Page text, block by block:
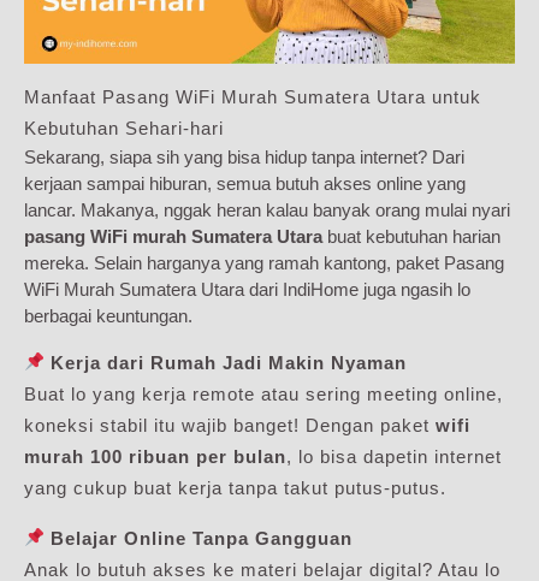
Manfaat Pasang WiFi Murah Sumatera Utara untuk
Kebutuhan Sehari-hari
Sekarang, siapa sih yang bisa hidup tanpa internet? Dari
kerjaan sampai hiburan, semua butuh akses online yang
lancar. Makanya, nggak heran kalau banyak orang mulai nyari
pasang WiFi murah Sumatera Utara buat kebutuhan harian
mereka. Selain harganya yang ramah kantong, paket Pasang
WiFi Murah Sumatera Utara dari IndiHome juga ngasih lo
berbagai keuntungan.
Kerja dari Rumah Jadi Makin Nyaman
Buat lo yang kerja remote atau sering meeting online,
koneksi stabil itu wajib banget! Dengan paket wifi
murah 100 ribuan per bulan, lo bisa dapetin internet
yang cukup buat kerja tanpa takut putus-putus.
Belajar Online Tanpa Gangguan
Anak lo butuh akses ke materi belajar digital? Atau lo